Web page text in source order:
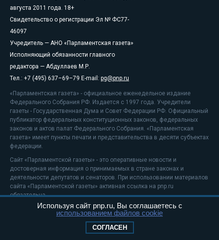
августа 2011 года. 18+
Свидетельство о регистрации Эл № ФС77-
46097
Учредитель — АНО «Парламентская газета»
Исполняющий обязанности главного
редактора — Абдуллаев М.Р.
Тел.: +7 (495) 637–69–79 E-mail: pg@pnp.ru
«Парламентская газета» - официальное еженедельное издание
Федерального Собрания РФ. Издается с 1997 года. Учредители
газеты - Государственная Дума и Совет Федерации РФ. Официальный
публикатор федеральных конституционных законов, федеральных
законов и актов палат Федерального Собрания. «Парламентская
газета» имеет пункты печати и представительства в десяти субъектах
федерации.
Сайт «Парламентской газеты» - это оперативные новости и
достоверная информация о принимаемых в стране законах и
деятельности депутатов и сенаторов. При использовании материалов
сайта «Парламентской газеты» активная ссылка на pnp.ru
обязательна.
На информационном ресурсе применяютсярекомендательные
Положение о защите персональных данных
Используя сайт pnp.ru, Вы соглашаетесь с
использованием файлов cookie
СОГЛАСЕН